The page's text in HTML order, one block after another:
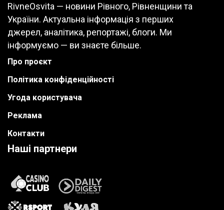
RivneOsvita — новини Рівного, Рівненщини та
України. Актуальна інформація з перших
джерел, аналітика, репортажі, блоги. Ми
інформуємо — ви знаєте більше.
Про проєкт
Політика конфіденційності
Угода користувача
Реклама
Контакти
Наші партнери